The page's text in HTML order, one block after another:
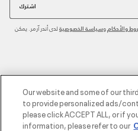
اشترك
والأحكام وسياسة الخصوصية لدى أندر آرمر. يمكن
Our website and some of our
to provide personalized ads/
please click ACCEPT ALL, or if
information, please refer to our